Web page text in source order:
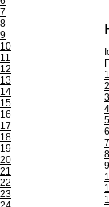
7
8
9
10
11
12
13
14
15
16
17
18
19
20
21
22
23
1
2
3
4
5
6
7
8
9